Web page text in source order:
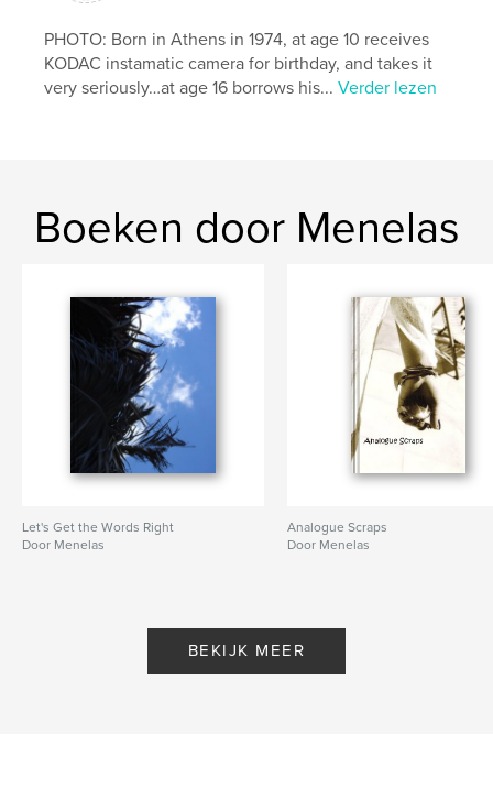
PHOTO: Born in Athens in 1974, at age 10 receives
KODAC instamatic camera for birthday, and takes it
very seriously…at age 16 borrows his...Verder lezen
Boeken door Menelas
Let's Get the Words Right
Door Menelas
Analogue Scraps
Door Menelas
BEKIJK MEER